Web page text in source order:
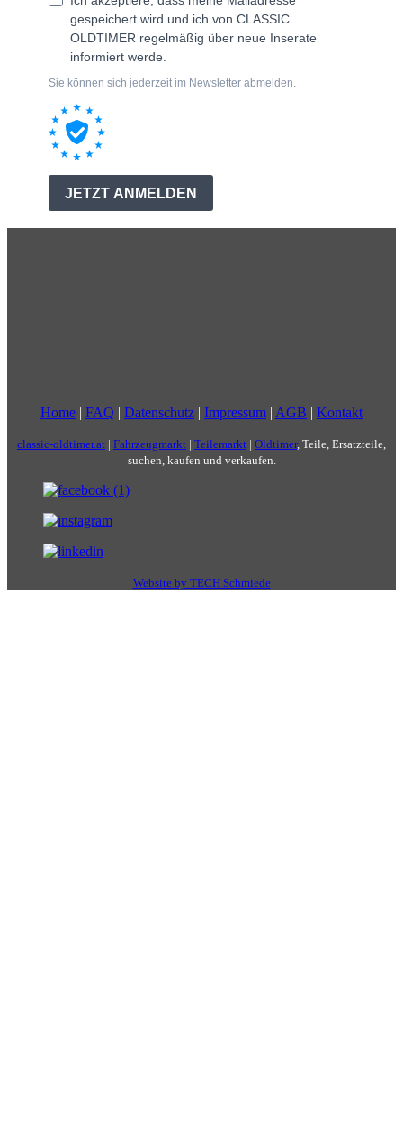
Home | FAQ | Datenschutz | Impressum | AGB | Kontakt
classic-oldtimer.at | Fahrzeugmarkt | Teilemarkt | Oldtimer, Teile, Ersatzteile,
suchen, kaufen und verkaufen.
Website by TECH Schmiede